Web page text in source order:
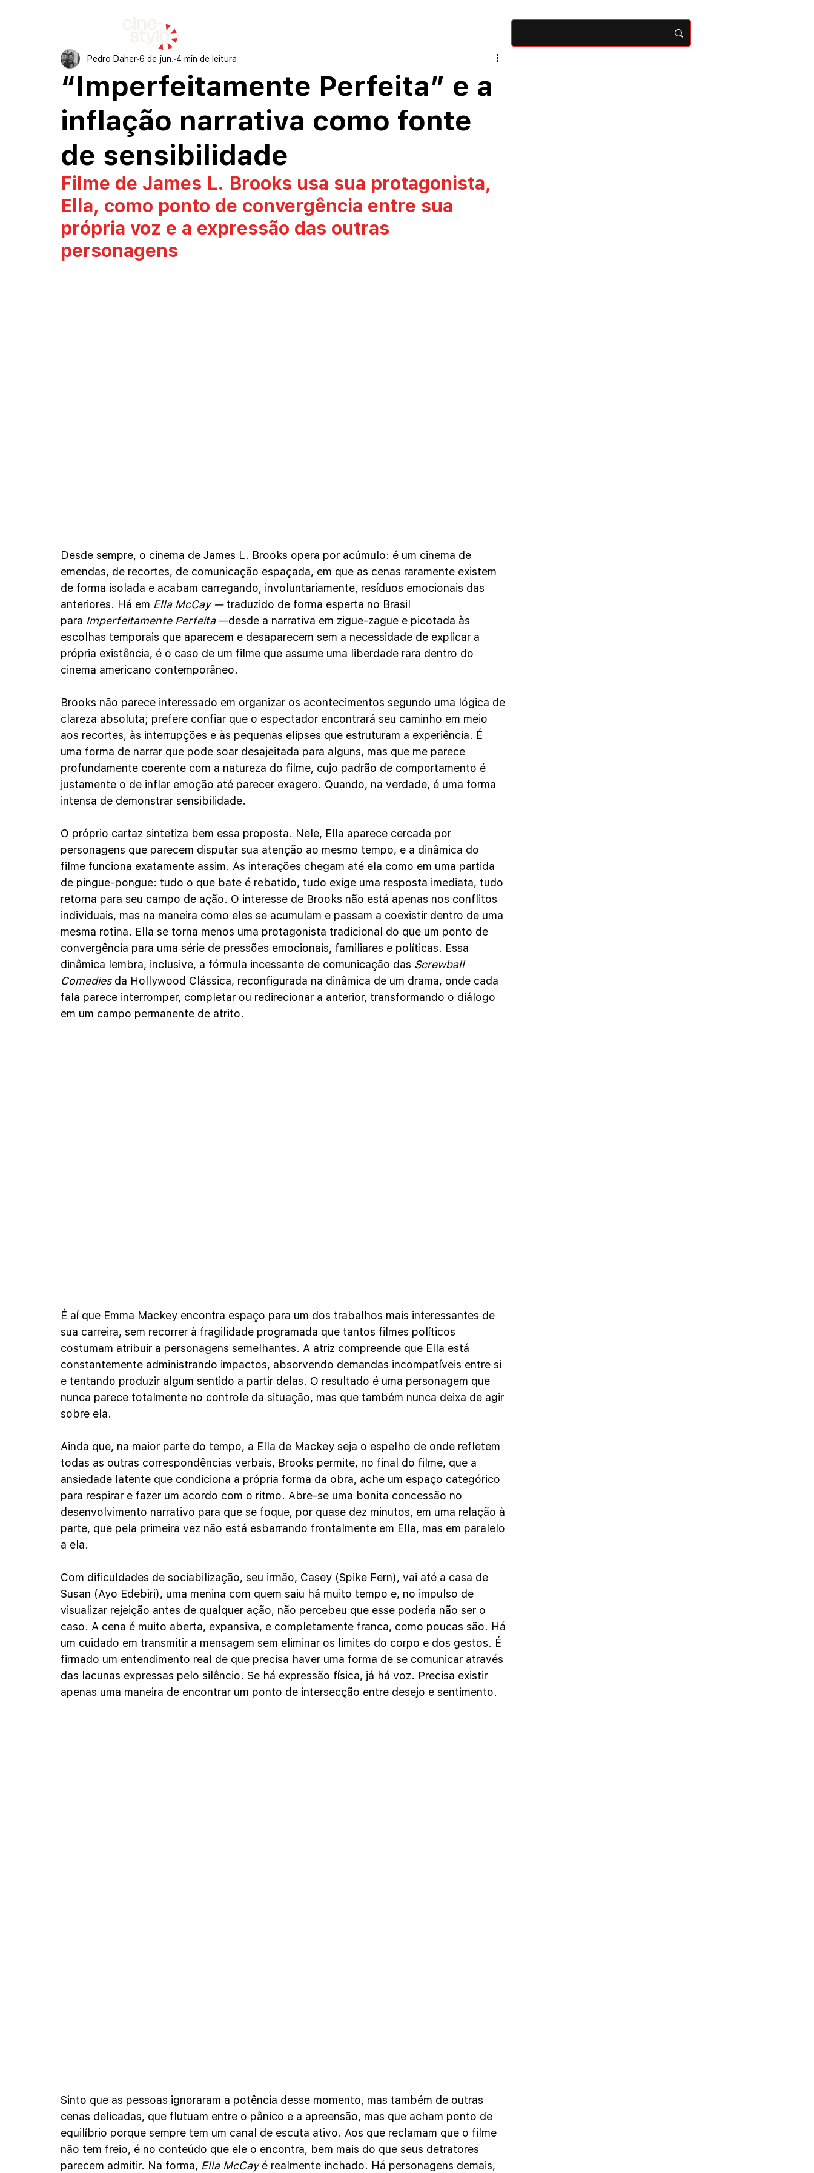
“Imperfeitamente Perfeita” e a
inflação narrativa como fonte
de sensibilidade
Pedro Daher 6 de jun. 4 min de leitura
Filme de James L. Brooks usa sua protagonista,
Ella, como ponto de convergência entre sua
própria voz e a expressão das outras
personagens
Desde sempre, o cinema de James L. Brooks opera por acúmulo: é um cinema de
emendas, de recortes, de comunicação espaçada, em que as cenas raramente existem
de forma isolada e acabam carregando, involuntariamente, resíduos emocionais das
anteriores. Há em Ella McCay — traduzido de forma esperta no Brasil
para Imperfeitamente Perfeita —desde a narrativa em zigue-zague e picotada às
escolhas temporais que aparecem e desaparecem sem a necessidade de explicar a
própria existência, é o caso de um filme que assume uma liberdade rara dentro do
cinema americano contemporâneo.
Brooks não parece interessado em organizar os acontecimentos segundo uma lógica de
clareza absoluta; prefere confiar que o espectador encontrará seu caminho em meio
aos recortes, às interrupções e às pequenas elipses que estruturam a experiência. É
uma forma de narrar que pode soar desajeitada para alguns, mas que me parece
profundamente coerente com a natureza do filme, cujo padrão de comportamento é
justamente o de inflar emoção até parecer exagero. Quando, na verdade, é uma forma
intensa de demonstrar sensibilidade.
O próprio cartaz sintetiza bem essa proposta. Nele, Ella aparece cercada por
personagens que parecem disputar sua atenção ao mesmo tempo, e a dinâmica do
filme funciona exatamente assim. As interações chegam até ela como em uma partida
de pingue-pongue: tudo o que bate é rebatido, tudo exige uma resposta imediata, tudo
retorna para seu campo de ação. O interesse de Brooks não está apenas nos conflitos
individuais, mas na maneira como eles se acumulam e passam a coexistir dentro de uma
mesma rotina. Ella se torna menos uma protagonista tradicional do que um ponto de
convergência para uma série de pressões emocionais, familiares e políticas. Essa
dinâmica lembra, inclusive, a fórmula incessante de comunicação das Screwball
Comedies da Hollywood Clássica, reconfigurada na dinâmica de um drama, onde cada
fala parece interromper, completar ou redirecionar a anterior, transformando o diálogo
em um campo permanente de atrito.
É aí que Emma Mackey encontra espaço para um dos trabalhos mais interessantes de
sua carreira, sem recorrer à fragilidade programada que tantos filmes políticos
costumam atribuir a personagens semelhantes. A atriz compreende que Ella está
constantemente administrando impactos, absorvendo demandas incompatíveis entre si
e tentando produzir algum sentido a partir delas. O resultado é uma personagem que
nunca parece totalmente no controle da situação, mas que também nunca deixa de agir
sobre ela.
Ainda que, na maior parte do tempo, a Ella de Mackey seja o espelho de onde refletem
todas as outras correspondências verbais, Brooks permite, no final do filme, que a
ansiedade latente que condiciona a própria forma da obra, ache um espaço categórico
para respirar e fazer um acordo com o ritmo. Abre-se uma bonita concessão no
desenvolvimento narrativo para que se foque, por quase dez minutos, em uma relação à
parte, que pela primeira vez não está esbarrando frontalmente em Ella, mas em paralelo
a ela.
Com dificuldades de sociabilização, seu irmão, Casey (Spike Fern), vai até a casa de
Susan (Ayo Edebiri), uma menina com quem saiu há muito tempo e, no impulso de
visualizar rejeição antes de qualquer ação, não percebeu que esse poderia não ser o
caso. A cena é muito aberta, expansiva, e completamente franca, como poucas são. Há
um cuidado em transmitir a mensagem sem eliminar os limites do corpo e dos gestos. É
firmado um entendimento real de que precisa haver uma forma de se comunicar através
das lacunas expressas pelo silêncio. Se há expressão física, já há voz. Precisa existir
apenas uma maneira de encontrar um ponto de intersecção entre desejo e sentimento.
Sinto que as pessoas ignoraram a potência desse momento, mas também de outras
cenas delicadas, que flutuam entre o pânico e a apreensão, mas que acham ponto de
equilíbrio porque sempre tem um canal de escuta ativo. Aos que reclamam que o filme
não tem freio, é no conteúdo que ele o encontra, bem mais do que seus detratores
parecem admitir. Na forma, Ella McCay é realmente inchado. Há personagens demais,